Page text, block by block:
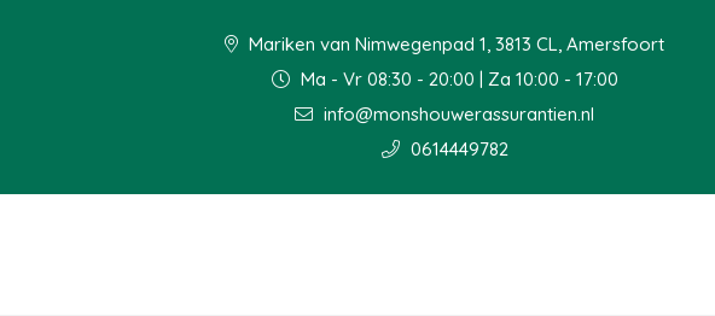
Mariken van Nimwegenpad 1, 3813 CL, Amersfoort
Ma - Vr 08:30 - 20:00 | Za 10:00 - 17:00
info@monshouwerassurantien.nl
0614449782